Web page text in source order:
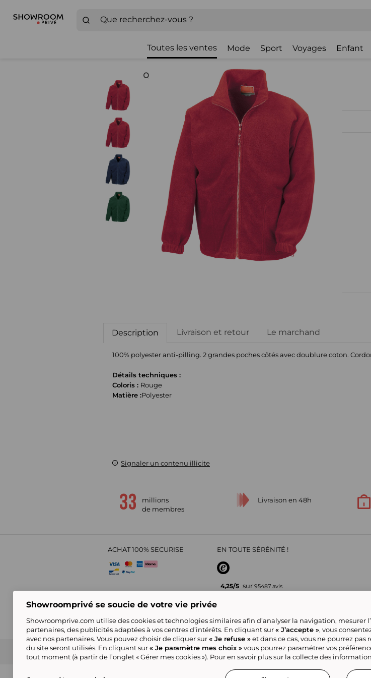
Toutes les ventes Mode Sport Voyages Enfant
Description Livraison et retour Le marchand
100% polyester anti-pilling. 2 grandes poches côtés avec doublure coton.
Détails techniques :
Coloris : Rouge
Matière :Polyester
Signaler un contenu illicite
millions
de membres
Livraison en 48h
ACHAT 100% SECURISE EN TOUTE SÉRÉNITÉ !
4,25/5 sur95487 avis
CGV Politique de Confidentialité Showroomprive group Nous contacter Gérer mes cookies
Classement
Tous nos produits
Showroomprivé se soucie de votre vie privée
Showroomprive.com utilise des cookies et technologies similaires afin d’analyser la navigation, mesurer
partenaires, des publicités adaptées à vos centres d’intérêts. En cliquant sur« J’accepte », vous
avec nos partenaires. Vous pouvez choisir de cliquer sur« Je refuse »et dans ce cas, vous ne pourrez
du site seront utilisés. En cliquant sur« Je paramètre mes choix »vous pourrez paramétrer vos
tout moment (à partir de l’onglet « Gérer mes cookies »). Pour en savoir plus sur la collecte des